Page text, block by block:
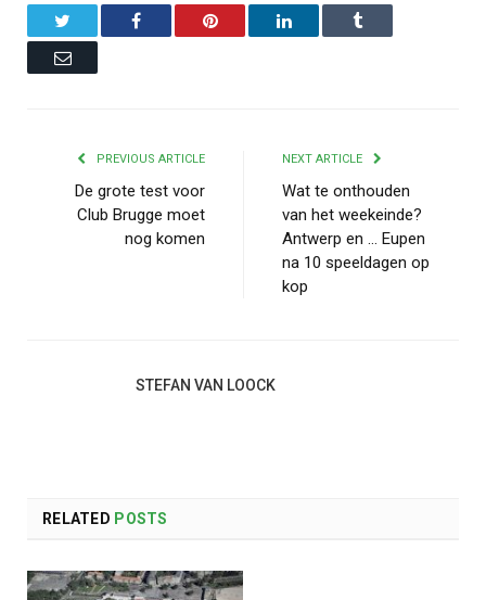
Facebook Pinterest LinkedIn Tumblr
Email
PREVIOUS ARTICLE
De grote test voor
Club Brugge moet
nog komen
NEXT ARTICLE
Wat te onthouden
van het weekeinde?
Antwerp en … Eupen
na 10 speeldagen op
kop
STEFAN VAN LOOCK
RELATED POSTS